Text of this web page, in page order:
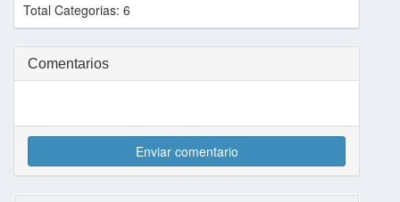
Total Categorias: 6
Comentarios
Enviar comentario